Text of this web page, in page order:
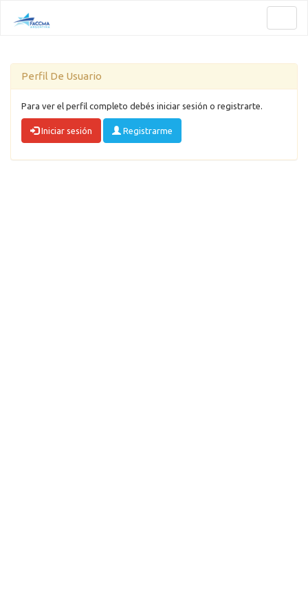
Perfil De Usuario
Para ver el perfil completo debés iniciar sesión o registrarte.
Iniciar sesión Registrarme